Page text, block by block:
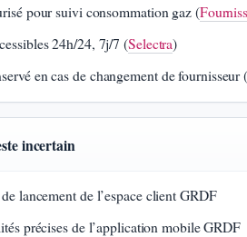
pour suivi consommation gaz (
24h/24, 7j/7 (Selectra)
en cas de changement de fournisseur
incertain
lancement de l’espace client GRDF
précises de l’application mobile GRDF